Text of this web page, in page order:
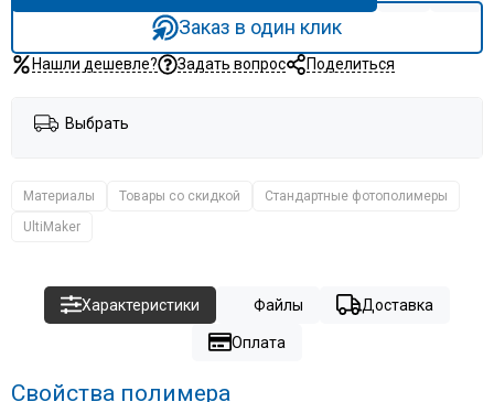
Заказ в один клик
Нашли дешевле? Задать вопрос Поделиться
Выбрать
Материалы Товары со скидкой
Стандартные фотополимеры
UltiMaker
Характеристики Файлы Доставка
Оплата
Свойства полимера